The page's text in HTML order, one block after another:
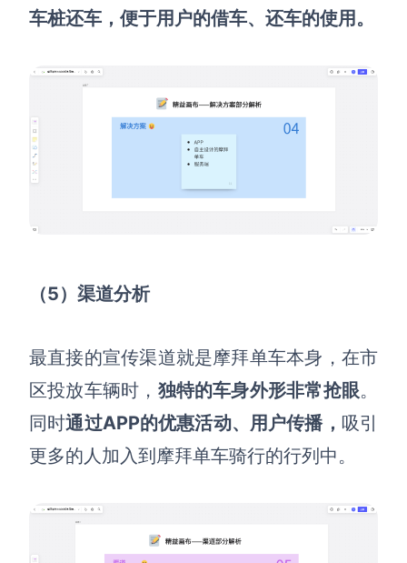
车桩还车，便于用户的借车、还车的使用。
（5）渠道分析
最直接的宣传渠道就是摩拜单车本身，在市
区投放车辆时， 独特的车身外形非常抢眼。
同时通过APP的优惠活动、用户传播， 吸引
更多的人加入到摩拜单车骑行的行列中。